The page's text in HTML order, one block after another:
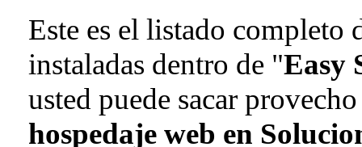
Este es el listado completo
instaladas dentro de "Easy
usted puede sacar
hospedaje web en